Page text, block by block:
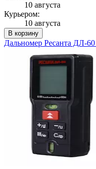
10 августа
Курьером:
10 августа
В корзину
Дальномер Ресанта ДЛ-